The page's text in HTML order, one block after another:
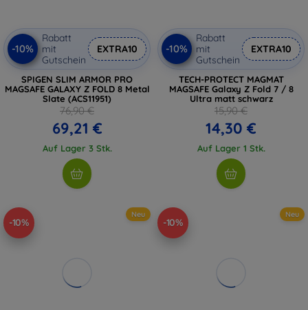
-10%
Rabatt
mit
Gutschein
EXTRA10
SPIGEN SLIM ARMOR PRO
MAGSAFE GALAXY Z FOLD 8 Metal
Slate (ACS11951)
76,90 €
69,21 €
Auf Lager 3 Stk.
-10%
Rabatt
mit
Gutschein
EXTRA10
TECH-PROTECT MAGMAT
MAGSAFE Galaxy Z Fold 7 / 8
Ultra matt schwarz
15,90 €
14,30 €
Auf Lager 1 Stk.
-10%
Neu
-10%
Neu